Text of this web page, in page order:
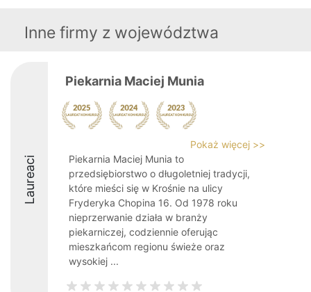
Inne firmy z województwa
Laureaci
Piekarnia Maciej Munia
Pokaż więcej >>
Piekarnia Maciej Munia to
przedsiębiorstwo o długoletniej tradycji,
które mieści się w Krośnie na ulicy
Fryderyka Chopina 16. Od 1978 roku
nieprzerwanie działa w branży
piekarniczej, codziennie oferując
mieszkańcom regionu świeże oraz
wysokiej ...